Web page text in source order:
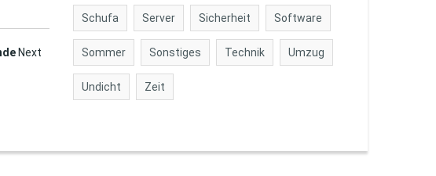
Next
Schufa Server Sicherheit Software
Sommer Sonstiges Technik Umzug
Undicht Zeit